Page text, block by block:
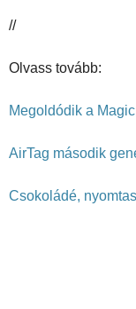
//
Olvass tovább:
Megoldódik a
AirTag második
Csokoládé,